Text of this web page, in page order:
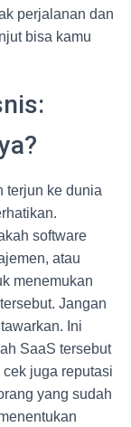
perjalanan dan
bisa kamu
terjun ke dunia
software
atau
menemukan
Jangan
Ini
SaaS tersebut
juga reputasi
yang sudah